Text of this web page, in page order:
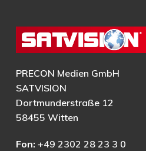
PRECON Medien GmbH
SATVISION
Dortmunderstraße 12
58455 Witten
Fon: +49 2302 28 23 3 0